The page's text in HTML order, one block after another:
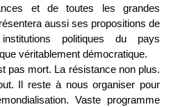
et de toutes les grandes
aussi ses propositions de
politiques du pays
véritablement démocratique.
pas mort. La résistance non plus.
Il reste à nous organiser pour
Vaste programme